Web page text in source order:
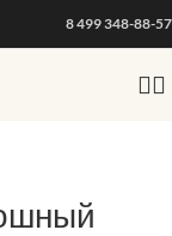
8 499 348-88-57